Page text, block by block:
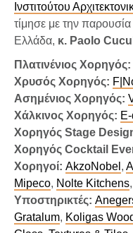
Ινστιτούτου
τίμησε με την
Ελλάδα, κ. Paolo
Πλατινένιος Χορηγός:
Χρυσός Χορηγός:
Ασημένιος Χορηγός:
Χάλκινος Χορηγός:
Χορηγός Stage
Χορηγός Cocktail
Χορηγοί: AkzoNobel ,
Mipeco, Nolte Kitchens,
Υποστηρικτές:
Gratalum, Koligas